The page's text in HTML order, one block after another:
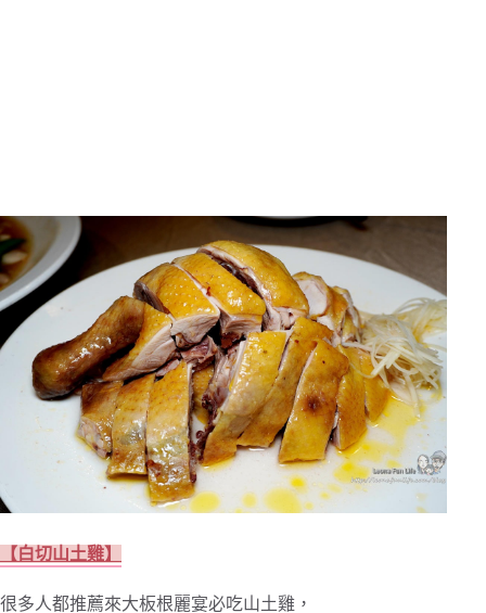
【白切山土雞】
很多人都推薦來大板根麗宴必吃山土雞，